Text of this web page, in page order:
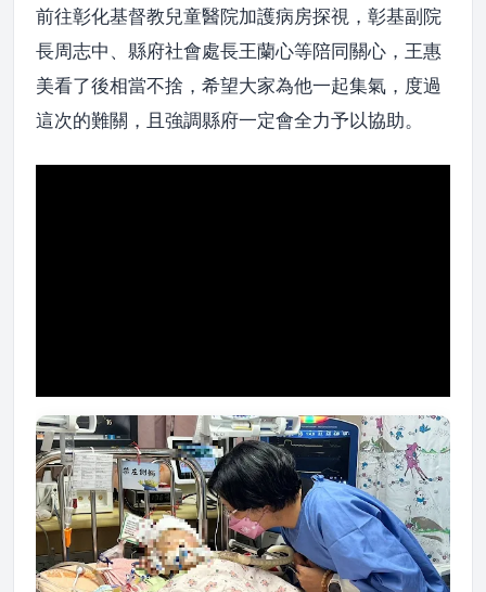
前往彰化基督教兒童醫院加護病房探視，彰基副院
長周志中、縣府社會處長王蘭心等陪同關心，王惠
美看了後相當不捨，希望大家為他一起集氣，度過
這次的難關，且強調縣府一定會全力予以協助。